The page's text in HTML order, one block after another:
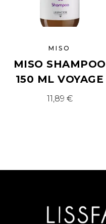
MISO
MISO SHAMPOO
150 ML VOYAGE
11,89 €